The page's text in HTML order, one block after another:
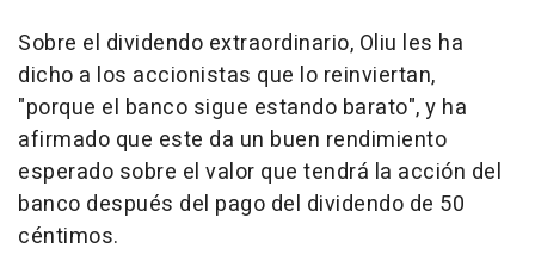
Sobre el dividendo extraordinario, Oliu les ha
dicho a los accionistas que lo reinviertan,
"porque el banco sigue estando barato", y ha
afirmado que este da un buen rendimiento
esperado sobre el valor que tendrá la acción del
banco después del pago del dividendo de 50
céntimos.